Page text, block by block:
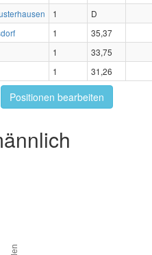
1
D
1
35,37
1
33,75
1 31,26
Positionen bearbeiten